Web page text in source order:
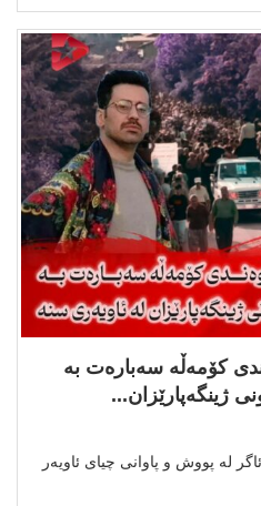
کۆمەڵه سەبارەت به
ژینگەپارێزان...
گه‌لاوێژ، ئاگر له‌ پووش و پاوانی چیای ئاویه‌ر